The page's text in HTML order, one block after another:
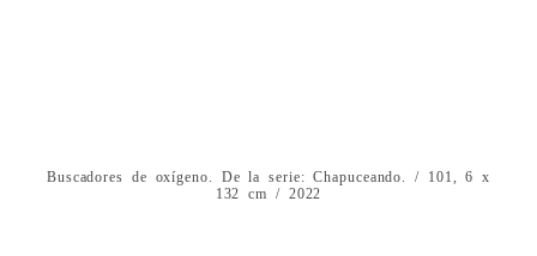
Buscadores de oxígeno. De la serie: Chapuceando. / 101, 6 x
132 cm / 2022